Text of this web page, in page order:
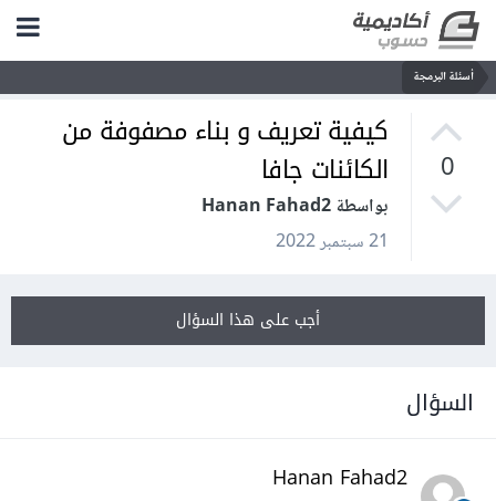
أسئلة البرمجة
0
كيفية تعريف و بناء مصفوفة من
الكائنات جافا
بواسطة Hanan Fahad2
21 سبتمبر 2022
أجب على هذا السؤال
السؤال
Hanan Fahad2